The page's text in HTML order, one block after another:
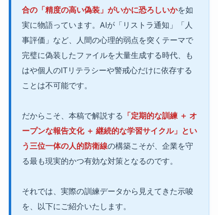
合の「精度の高い偽装」がいかに恐ろしいかを如
実に物語っています。AIが「リストラ通知」「人
事評価」など、人間の心理的弱点を突くテーマで
完璧に偽装したファイルを大量生成する時代、も
はや個人のITリテラシーや警戒心だけに依存する
ことは不可能です。
だからこそ、本稿で解説する 「定期的な訓練 ＋ オ
ープンな報告文化 ＋ 継続的な学習サイクル」とい
う三位一体の人的防衛線の構築こそが、企業を守
る最も現実的かつ有効な対策となるのです。
それでは、実際の訓練データから見えてきた示唆
を、以下にご紹介いたします。